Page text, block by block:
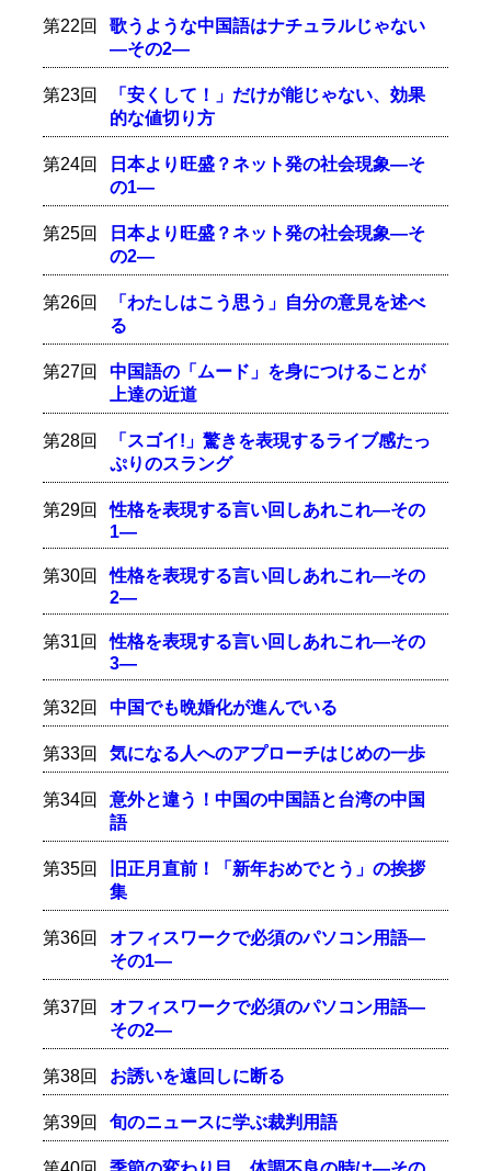
第22回
歌うような中国語はナチュラルじゃない
―その2―
第23回
「安くして！」だけが能じゃない、効果
的な値切り方
第24回
日本より旺盛？ネット発の社会現象―そ
の1―
第25回
日本より旺盛？ネット発の社会現象―そ
の2―
第26回
「わたしはこう思う」自分の意見を述べ
る
第27回
中国語の「ムード」を身につけることが
上達の近道
第28回
「スゴイ!」驚きを表現するライブ感たっ
ぷりのスラング
第29回
性格を表現する言い回しあれこれ―その
1―
第30回
性格を表現する言い回しあれこれ―その
2―
第31回
性格を表現する言い回しあれこれ―その
3―
第32回 中国でも晩婚化が進んでいる
第33回 気になる人へのアプローチはじめの一歩
第34回
意外と違う！中国の中国語と台湾の中国
語
第35回
旧正月直前！「新年おめでとう」の挨拶
集
第36回
オフィスワークで必須のパソコン用語―
その1―
第37回
オフィスワークで必須のパソコン用語―
その2―
第38回 お誘いを遠回しに断る
第39回 旬のニュースに学ぶ裁判用語